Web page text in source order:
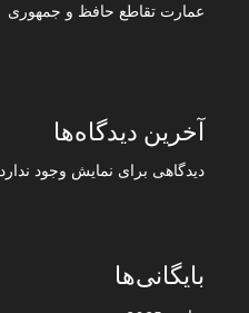
عمارت تقاطع حافظ و جمهوری
آخرین دیدگاه‌ها
دیدگاهی برای نمایش وجود ندارد.
بایگانی‌ها